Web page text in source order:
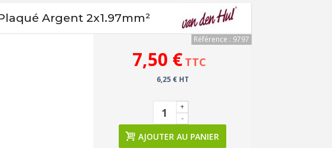
Argent 2x1.97mm²
Référence : 9797
7,50 € TTC
6,25 € HT
-
+
AJOUTER AU PANIER